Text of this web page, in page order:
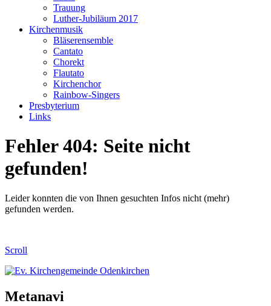
Trauung
Luther-Jubiläum 2017
Kirchenmusik
Bläserensemble
Cantato
Chorekt
Flautato
Kirchenchor
Rainbow-Singers
Presbyterium
Links
Fehler 404: Seite nicht
gefunden!
Leider konnten die von Ihnen gesuchten Infos nicht (mehr)
gefunden werden.
Scroll
Metanavi